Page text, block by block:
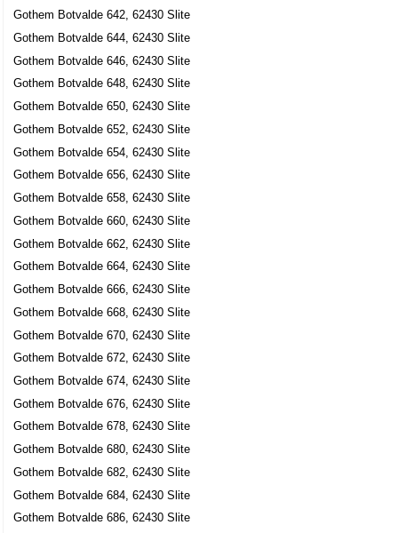
Gothem Botvalde 642, 62430 Slite
Gothem Botvalde 644, 62430 Slite
Gothem Botvalde 646, 62430 Slite
Gothem Botvalde 648, 62430 Slite
Gothem Botvalde 650, 62430 Slite
Gothem Botvalde 652, 62430 Slite
Gothem Botvalde 654, 62430 Slite
Gothem Botvalde 656, 62430 Slite
Gothem Botvalde 658, 62430 Slite
Gothem Botvalde 660, 62430 Slite
Gothem Botvalde 662, 62430 Slite
Gothem Botvalde 664, 62430 Slite
Gothem Botvalde 666, 62430 Slite
Gothem Botvalde 668, 62430 Slite
Gothem Botvalde 670, 62430 Slite
Gothem Botvalde 672, 62430 Slite
Gothem Botvalde 674, 62430 Slite
Gothem Botvalde 676, 62430 Slite
Gothem Botvalde 678, 62430 Slite
Gothem Botvalde 680, 62430 Slite
Gothem Botvalde 682, 62430 Slite
Gothem Botvalde 684, 62430 Slite
Gothem Botvalde 686, 62430 Slite